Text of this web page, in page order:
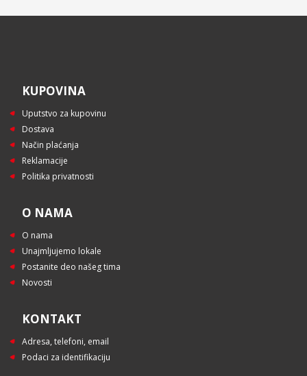
KUPOVINA
Uputstvo za kupovinu
Dostava
Način plaćanja
Reklamacije
Politika privatnosti
O NAMA
O nama
Unajmljujemo lokale
Postanite deo našeg tima
Novosti
KONTAKT
Adresa, telefoni, email
Podaci za identifikaciju